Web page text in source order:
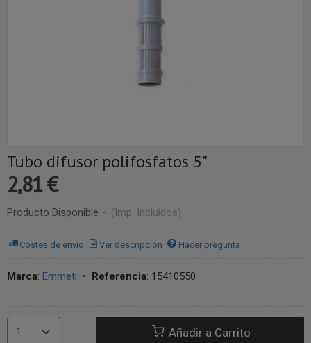
Tubo difusor polifosfatos 5"
2,81 €
Producto Disponible - (Imp. Incluidos)
Costes de envío Ver descripción Hacer pregunta
Marca: Emmeti • Referencia: 15410550
Añadir a Carrito